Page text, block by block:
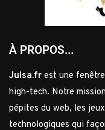
À PROPOS...
Julsa.fr est une
high-tech. Notre
pépites du web, les
technologiques qui